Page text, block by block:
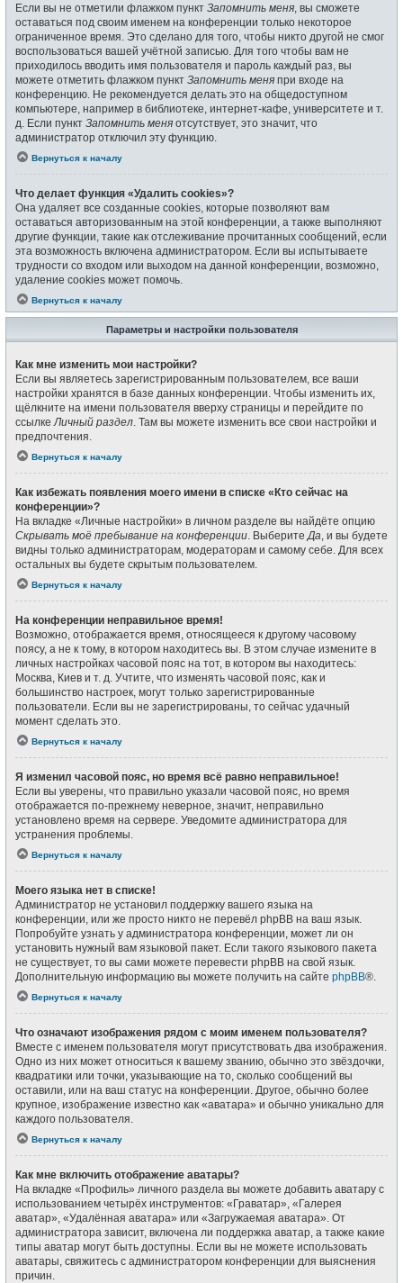
Если вы не отметили флажком пункт Запомнить меня , вы сможете
оставаться под своим именем на конференции только некоторое
ограниченное время. Это сделано для того, чтобы никто другой не смог
воспользоваться вашей учётной записью. Для того чтобы вам не
приходилось вводить имя пользователя и пароль каждый раз, вы
можете отметить флажком пункт Запомнить меня при входе на
конференцию. Не рекомендуется делать это на общедоступном
компьютере, например в библиотеке, интернет-кафе, университете и т.
д. Если пункт Запомнить меня отсутствует, это значит, что
администратор отключил эту функцию.
Вернуться к началу
Что делает функция «Удалить cookies»?
Она удаляет все созданные cookies, которые позволяют вам
оставаться авторизованным на этой конференции, а также выполняют
другие функции, такие как отслеживание прочитанных сообщений, если
эта возможность включена администратором. Если вы испытываете
трудности со входом или выходом на данной конференции, возможно,
удаление cookies может помочь.
Вернуться к началу
Параметры и настройки пользователя
Как мне изменить мои настройки?
Если вы являетесь зарегистрированным пользователем, все ваши
настройки хранятся в базе данных конференции. Чтобы изменить их,
щёлкните на имени пользователя вверху страницы и перейдите по
ссылкеЛичный раздел. Там вы можете изменить все свои настройки и
предпочтения.
Вернуться к началу
Как избежать появления моего имени в списке «Кто сейчас на
конференции»?
На вкладке «Личные настройки» в личном разделе вы найдёте опцию
Скрывать моё пребывание на конференции. ВыберитеДа, и вы будете
видны только администраторам, модераторам и самому себе. Для всех
остальных вы будете скрытым пользователем.
Вернуться к началу
На конференции неправильное время!
Возможно, отображается время, относящееся к другому часовому
поясу, а не к тому, в котором находитесь вы. В этом случае измените в
личных настройках часовой пояс на тот, в котором вы находитесь:
Москва, Киев и т. д. Учтите, что изменять часовой пояс, как и
большинство настроек, могут только зарегистрированные
пользователи. Если вы не зарегистрированы, то сейчас удачный
момент сделать это.
Вернуться к началу
Я изменил часовой пояс, но время всё равно неправильное!
Если вы уверены, что правильно указали часовой пояс, но время
отображается по-прежнему неверное, значит, неправильно
установлено время на сервере. Уведомите администратора для
устранения проблемы.
Вернуться к началу
Моего языка нет в списке!
Администратор не установил поддержку вашего языка на
конференции, или же просто никто не перевёл phpBB на ваш язык.
Попробуйте узнать у администратора конференции, может ли он
установить нужный вам языковой пакет. Если такого языкового пакета
не существует, то вы сами можете перевести phpBB на свой язык.
Дополнительную информацию вы можете получить на сайте phpBB®.
Вернуться к началу
Что означают изображения рядом с моим именем пользователя?
Вместе с именем пользователя могут присутствовать два изображения.
Одно из них может относиться к вашему званию, обычно это звёздочки,
квадратики или точки, указывающие на то, сколько сообщений вы
оставили, или на ваш статус на конференции. Другое, обычно более
крупное, изображение известно как «аватара» и обычно уникально для
каждого пользователя.
Вернуться к началу
Как мне включить отображение аватары?
На вкладке «Профиль» личного раздела вы можете добавить аватару с
использованием четырёх инструментов: «Граватар», «Галерея
аватар», «Удалённая аватара» или «Загружаемая аватара». От
администратора зависит, включена ли поддержка аватар, а также какие
типы аватар могут быть доступны. Если вы не можете использовать
аватары, свяжитесь с администратором конференции для выяснения
причин.